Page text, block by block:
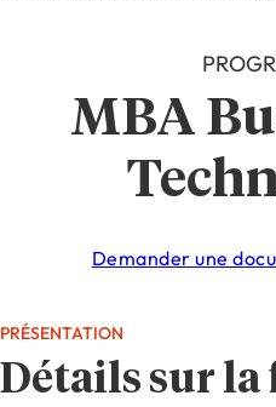
MBA
Demander une
PRÉSENTATION
Détails sur